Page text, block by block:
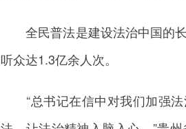
全民普法是建设法治中国的长
听众达1.3亿余人次。
“总书记在信中对我们加强法